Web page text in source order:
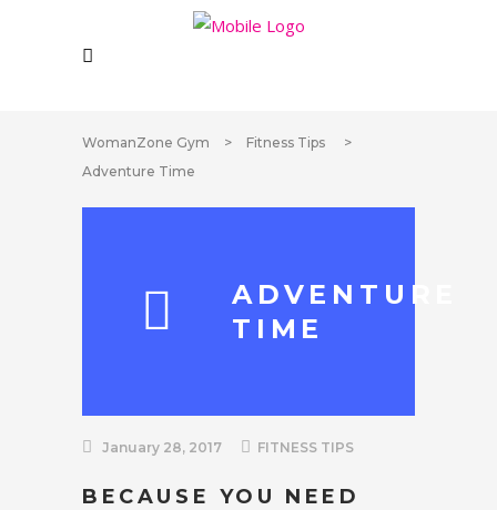
WomanZone Gym > Fitness Tips
>
Adventure Time
ADVENTURE
TIME
January 28, 2017 FITNESS TIPS
BECAUSE YOU NEED